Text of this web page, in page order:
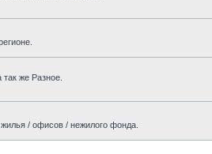
же Разное.
/ офисов / нежилого фонда.